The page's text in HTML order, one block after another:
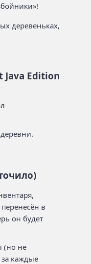
деревеньках,
Java Edition
в
он будет
(но не
за каждые